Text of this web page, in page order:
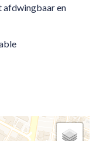
afdwingbaar en